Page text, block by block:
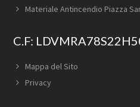
Materiale Antincendio Piazza
C.F:
Mappa del Sito
Privacy